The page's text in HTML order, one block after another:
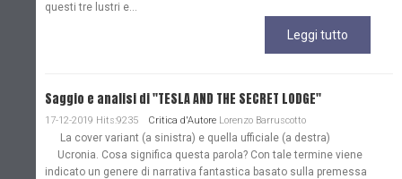
questi tre lustri e...
Leggi tutto
Saggio e analisi di "TESLA AND THE SECRET LODGE"
17-12-2019 Hits:9235 Critica d'Autore Lorenzo Barruscotto
La cover variant (a sinistra) e quella ufficiale (a destra)
Ucronia. Cosa significa questa parola? Con tale termine viene
indicato un genere di narrativa fantastica basato sulla premessa